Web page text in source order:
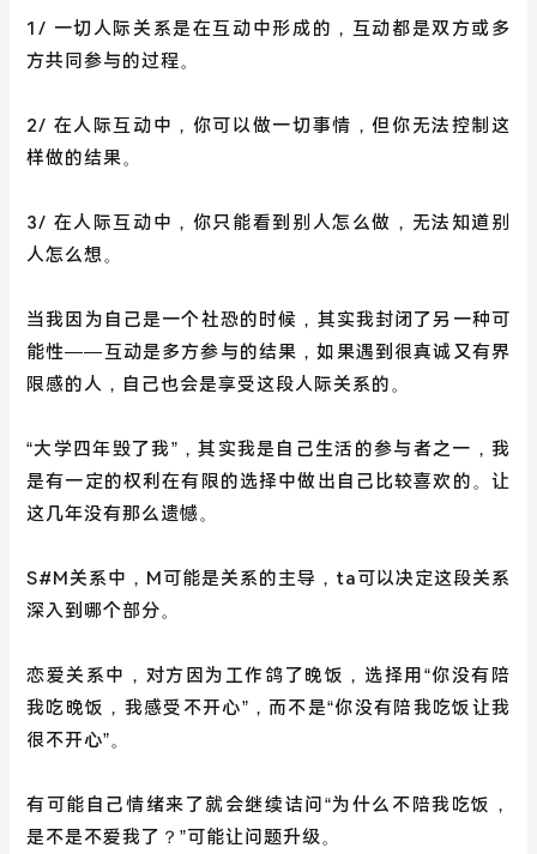
1/ 一切人际关系是在互动中形成的，互动都是双方或多
方共同参与的过程。
2/ 在人际互动中，你可以做一切事情，但你无法控制这
样做的结果。
3/ 在人际互动中，你只能看到别人怎么做，无法知道别
人怎么想。
当我因为自己是一个社恐的时候，其实我封闭了另一种可
能性——互动是多方参与的结果，如果遇到很真诚又有界
限感的人，自己也会是享受这段人际关系的。
“大学四年毁了我”，其实我是自己生活的参与者之一，我
是有一定的权利在有限的选择中做出自己比较喜欢的。让
这几年没有那么遗憾。
S#M关系中，M可能是关系的主导，ta可以决定这段关系
深入到哪个部分。
恋爱关系中，对方因为工作鸽了晚饭，选择用“你没有陪
我吃晚饭，我感受不开心”，而不是“你没有陪我吃饭让我
很不开心”。
有可能自己情绪来了就会继续诘问“为什么不陪我吃饭，
是不是不爱我了？”可能让问题升级。